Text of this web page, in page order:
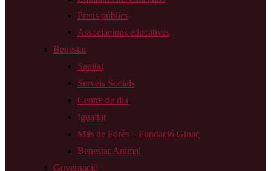
Preus públics
Associacions educatives
Benestar
Sanitat
Serveis Socials
Centre de dia
Igualtat
Mas de Forès – Fundació Ginac
Benestar Animal
Governació